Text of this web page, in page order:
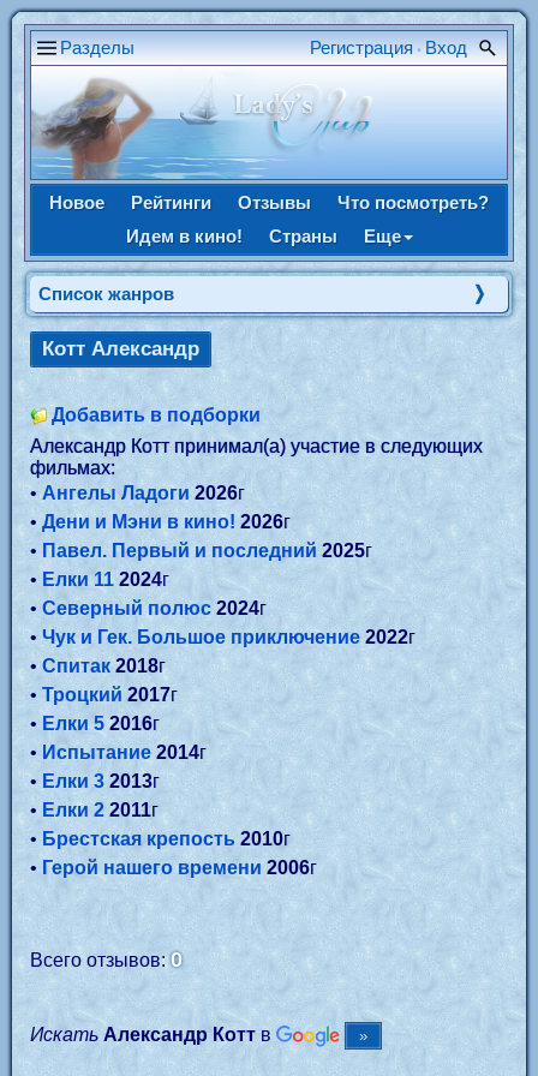
Разделы Регистрация • Вход
Новое Рейтинги Отзывы
Что посмотреть?
Идем в кино!
Страны Еще
Список жанров
Котт Александр
Добавить в подборки
Александр Котт принимал(а) участие в следующих
фильмах:
•Ангелы Ладоги 2026г
• Дени и Мэни в кино! 2026г
• Павел. Первый и последний 2025г
• Елки 11 2024г
• Северный полюс 2024г
•Чук и Гек. Большое приключение 2022г
• Спитак 2018г
• Троцкий 2017г
• Елки 5 2016г
• Испытание 2014г
• Елки 3 2013г
• Елки 2 2011г
• Брестская крепость 2010г
• Герой нашего времени 2006г
Всего отзывов:0
Искать Александр Коттв